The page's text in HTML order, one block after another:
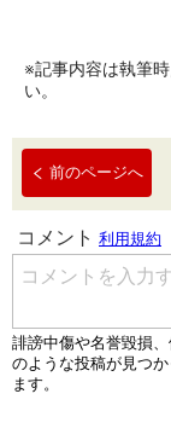
※記事内容は執筆
い。
前のページへ